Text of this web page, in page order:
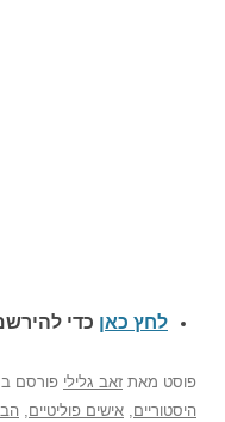
לחץ כאן כדי
פוסט מאת זאב גלילי פורסם
היסטוריים אישים פוליטיים